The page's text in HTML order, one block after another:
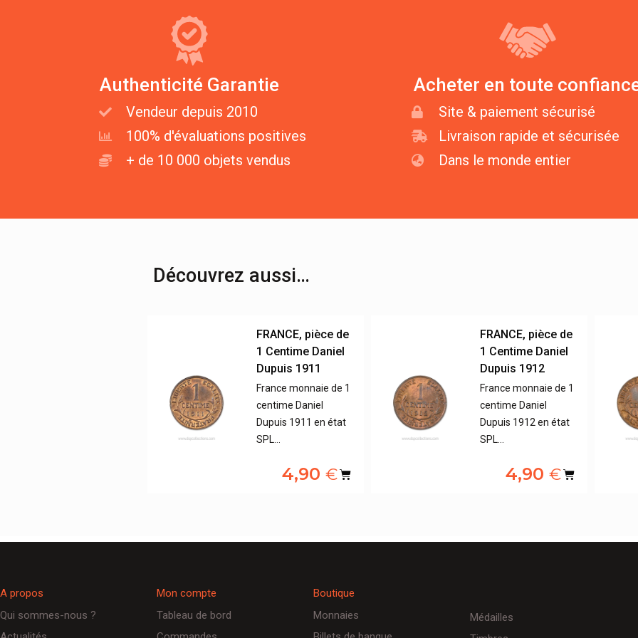
Authenticité Garantie
Vendeur depuis 2010
100% d'évaluations positives
+ de 10 000 objets vendus
Acheter en toute
Site & paiement sécurisé
Livraison rapide et sécurisée
Dans le monde entier
Découvrez aussi…
FRANCE, pièce de
1 Centime Daniel
Dupuis 1911
France monnaie de 1
centime Daniel
Dupuis 1911 en état
SPL…
4,90 €
FRANCE, pièce de
1 Centime Daniel
Dupuis 1912
France monnaie de 1
centime Daniel
Dupuis 1912 en état
SPL…
4,90 €
A propos
Qui sommes-nous ?
Mon compte
Tableau de bord
Boutique
Monnaies
Médailles